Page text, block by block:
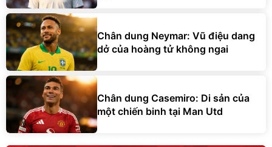
Chân dung Neymar: Vũ điệu dang
dở của hoàng tử không ngai
Chân dung Casemiro: Di sản của
một chiến binh tại Man Utd